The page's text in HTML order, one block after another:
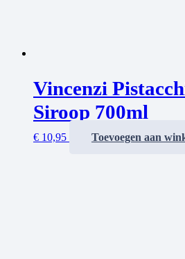
Vincenzi
Siroop 700ml
€ 10,95 Toevoegen aan